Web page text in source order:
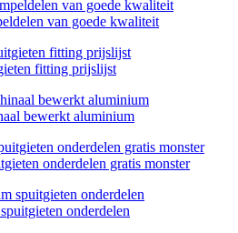
van goede kwaliteit
fitting prijslijst
bewerkt aluminium
onderdelen gratis monster
onderdelen